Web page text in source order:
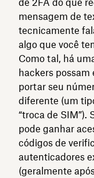
mensagem de
tecnicamente
algo que você
Como tal, há
hackers possam
portar seu
diferente (um
“troca de SIM”).
pode ganhar
códigos de
autenticadores
(geralmente